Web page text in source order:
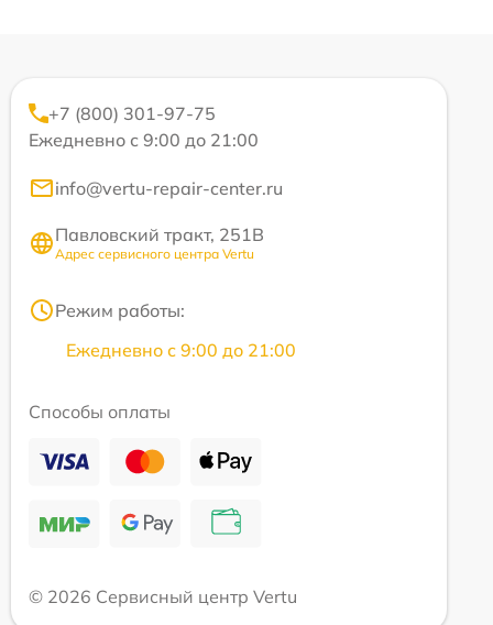
+7 (800) 301-97-75
Ежедневно с 9:00 до 21:00
info@vertu-repair-center.ru
Павловский тракт, 251В
Адрес сервисного центра Vertu
Режим работы:
Ежедневно с 9:00 до 21:00
Способы оплаты
© 2026 Сервисный центр Vertu